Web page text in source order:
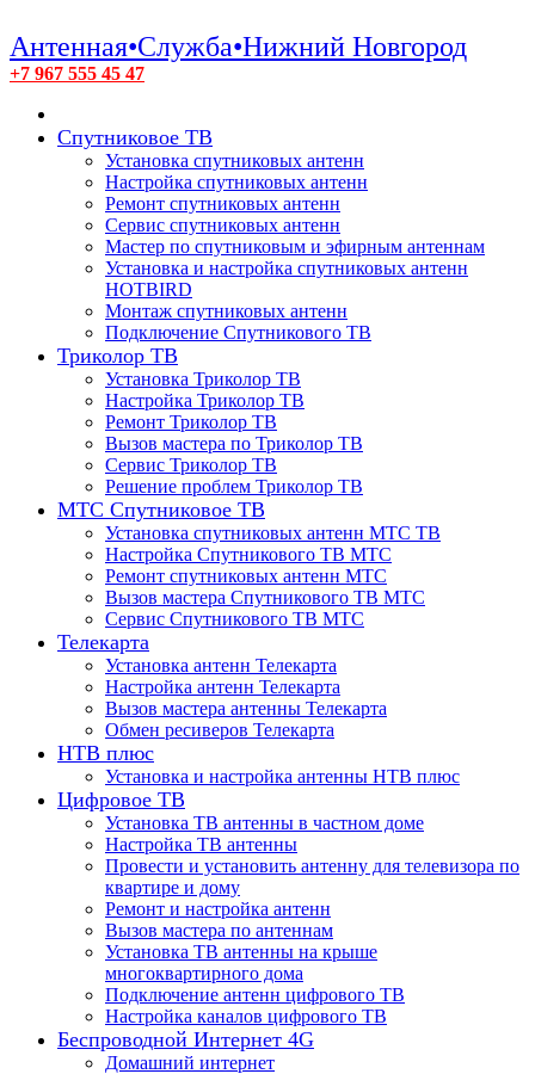
Антенная•Служба•Нижний Новгород
+7 967 555 45 47
Спутниковое ТВ
Установка спутниковых антенн
Настройка спутниковых антенн
Ремонт спутниковых антенн
Сервис спутниковых антенн
Мастер по спутниковым и эфирным антеннам
Установка и настройка спутниковых антенн
HOTBIRD
Монтаж спутниковых антенн
Подключение Спутникового ТВ
Триколор ТВ
Установка Триколор ТВ
Настройка Триколор ТВ
Ремонт Триколор ТВ
Вызов мастера по Триколор ТВ
Сервис Триколор ТВ
Решение проблем Триколор ТВ
МТС Спутниковое ТВ
Установка спутниковых антенн МТС ТВ
Настройка Спутникового ТВ МТС
Ремонт спутниковых антенн МТС
Вызов мастера Спутникового ТВ МТС
Сервис Спутникового ТВ МТС
Телекарта
Установка антенн Телекарта
Настройка антенн Телекарта
Вызов мастера антенны Телекарта
Обмен ресиверов Телекарта
НТВ плюс
Установка и настройка антенны НТВ плюс
Цифровое ТВ
Установка ТВ антенны в частном доме
Настройка ТВ антенны
Провести и установить антенну для телевизора по
квартире и дому
Ремонт и настройка антенн
Вызов мастера по антеннам
Установка ТВ антенны на крыше
многоквартирного дома
Подключение антенн цифрового ТВ
Настройка каналов цифрового ТВ
Беспроводной Интернет 4G
Домашний интернет